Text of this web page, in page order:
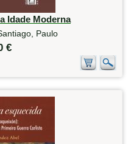
Idade Moderna
Paulo
€